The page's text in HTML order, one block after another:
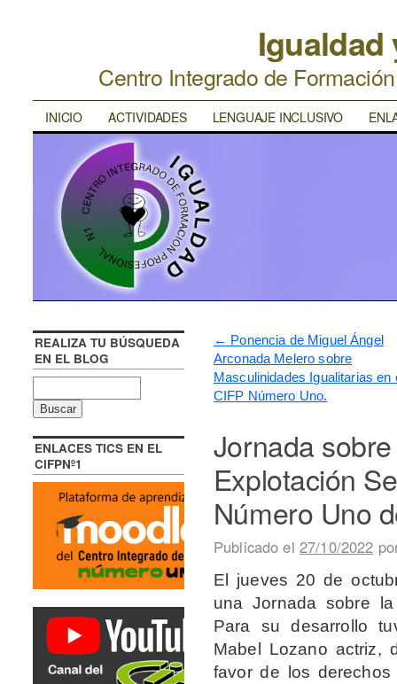
Igualdad
Centro Integrado de
INICIO ACTIVIDADES LENGUAJE INCLUSIVO
← Ponencia de Miguel Ángel
Arconada Melero sobre
Masculinidades Igualitarias en
CIFP Número Uno.
Jornada
Explotación
Número Uno
Publicado el 27/10/2022
El jueves 20 de
una Jornada sobre
Para su desarrollo
Mabel Lozano actriz,
favor de los
REALIZA TU BÚSQUEDA
EN EL BLOG
ENLACES TICS EN EL
CIFPNº1